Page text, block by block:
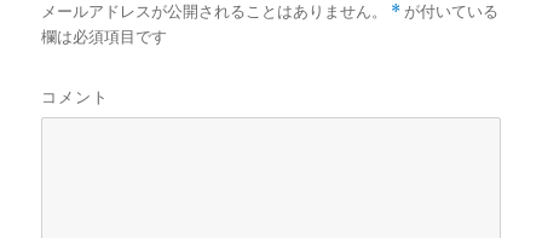
メールアドレスが公開されることはありません。 * が付いている
欄は必須項目です
コメント